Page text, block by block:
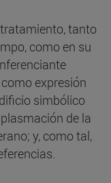
tanto
como en su
expresión
simbólico
de la
y, como tal,